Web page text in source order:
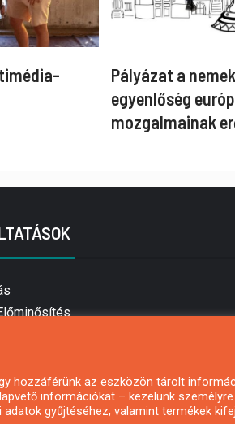
Pályázat a
egyenlőség
mozgalmainak
pályázatírás
magánszemélyeknek
hozzáférünk az eszközön tárolt
információkat – kezelünk
gyűjtéséhez, valamint termékek